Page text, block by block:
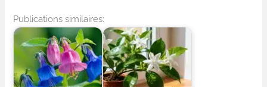
Publications similaires: